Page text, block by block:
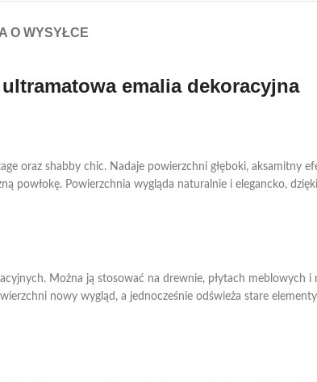
O WYSYŁCE
emalia dekoracyjna
oraz shabby chic. Nadaje powierzchni głęboki, aksamitny
powłokę. Powierzchnia wygląda naturalnie i elegancko,
Można ją stosować na drewnie, płytach meblowych i
nowy wygląd, a jednocześnie odświeża stare